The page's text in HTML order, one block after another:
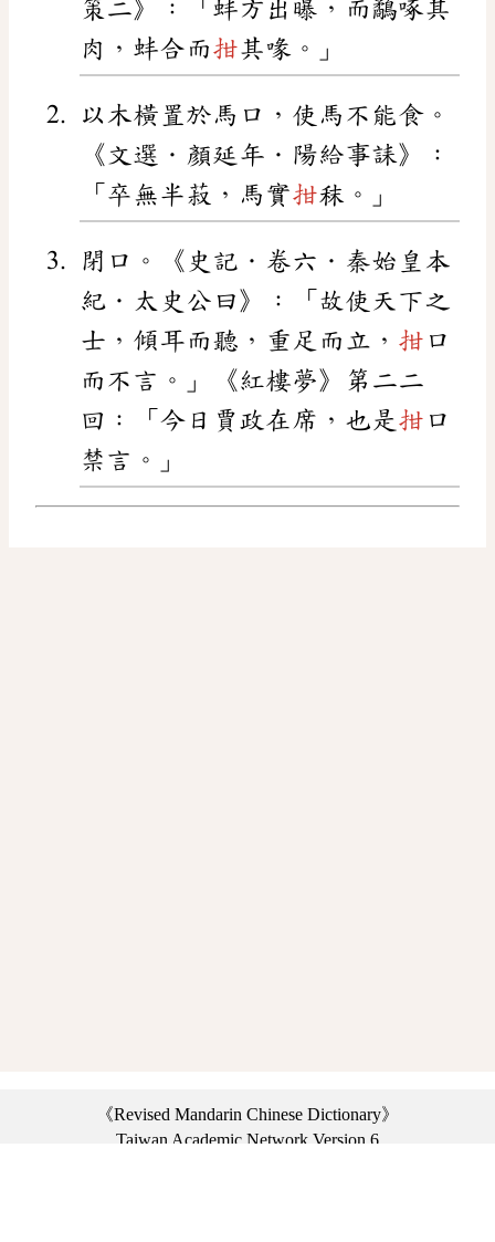
策二》：「蚌方出曝，而鷸啄其
肉，蚌合而拑其喙。」
以木橫置於馬口，使馬不能食。
《文選．顏延年．陽給事誄》：
「卒無半菽，馬實拑秣。」
閉口。《史記．卷六．秦始皇本
紀．太史公曰》：「故使天下之
士，傾耳而聽，重足而立， 拑 口
而不言。」《紅樓夢》第二二
回：「今日賈政在席，也是 拑 口
禁言。」
《Revised Mandarin Chinese Dictionary》
Taiwan Academic Network Version 6